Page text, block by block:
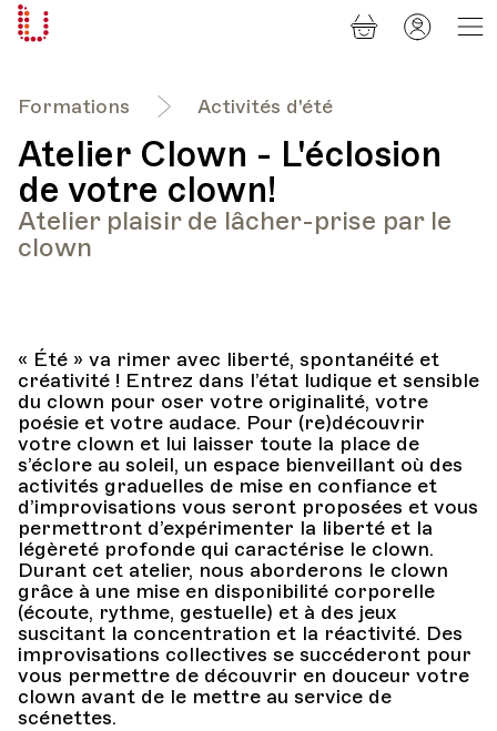
Formations Activités d'été
Atelier Clown - L'éclosion
de votre clown!
Atelier plaisir de lâcher-prise par le
clown
« Été » va rimer avec liberté, spontanéité et
créativité ! Entrez dans l’état ludique et sensible
du clown pour oser votre originalité, votre
poésie et votre audace. Pour (re)découvrir
votre clown et lui laisser toute la place de
s’éclore au soleil, un espace bienveillant où des
activités graduelles de mise en confiance et
d’improvisations vous seront proposées et vous
permettront d’expérimenter la liberté et la
légèreté profonde qui caractérise le clown.
Durant cet atelier, nous aborderons le clown
grâce à une mise en disponibilité corporelle
(écoute, rythme, gestuelle) et à des jeux
suscitant la concentration et la réactivité. Des
improvisations collectives se succéderont pour
vous permettre de découvrir en douceur votre
clown avant de le mettre au service de
scénettes.
Panier
Mon